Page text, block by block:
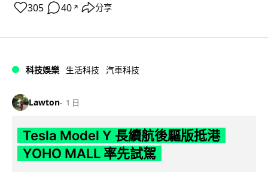
305 40 ↗ 分享
科技娛樂 生活科技 汽車科技
Lawton 1 日
Tesla Model Y 長續航後驅版抵港
YOHO MALL 率先試駕